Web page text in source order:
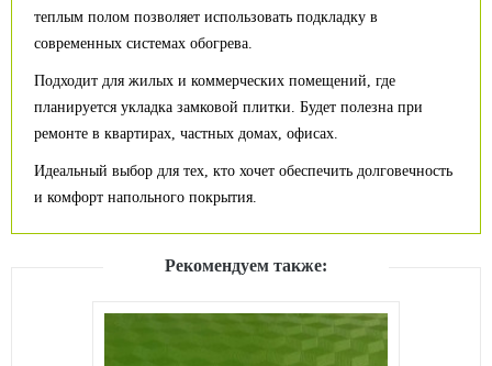
теплым полом позволяет использовать подкладку в
современных системах обогрева.
Подходит для жилых и коммерческих помещений, где
планируется укладка замковой плитки. Будет полезна при
ремонте в квартирах, частных домах, офисах.
Идеальный выбор для тех, кто хочет обеспечить долговечность
и комфорт напольного покрытия.
Рекомендуем также: